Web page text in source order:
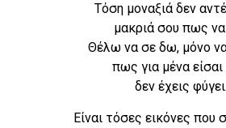
Τόση μοναξιά δεν
μακριά σου πως
Θέλω να σε δω, μόνο
πως για μένα
δεν έχεις φύγει.
Είναι τόσες εικόνες που